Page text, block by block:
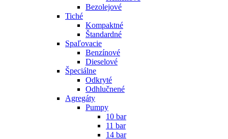
Bezolejové
Tiché
Kompaktné
Štandardné
Spaľovacie
Benzínové
Dieselové
Špeciálne
Odkryté
Odhlučnené
Agregáty
Pumpy
10 bar
11 bar
14 bar